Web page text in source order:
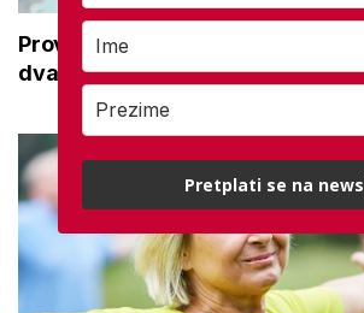
Provjera stanja štednje u drugom
dva pojma morate znati
Pretplati se na